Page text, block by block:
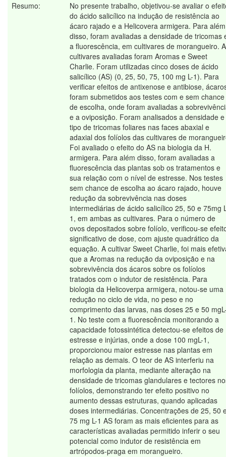
Resumo:
No presente trabalho, objetivou-se avaliar o
do ácido salicílico na indução de resistência ao
ácaro rajado e a Helicovera armigera. Para além
disso, foram avaliadas a densidade de tricomas
a fluorescência, em cultivares de morangueiro.
cultivares avaliadas foram Aromas e Sweet
Charlie. Foram utilizadas cinco doses de ácido
salicílico (AS) (0, 25, 50, 75, 100 mg L-1). Para
verificar efeitos de antixenose e antibiose,
foram submetidos aos testes com e sem chance
de escolha, onde foram avaliadas a
e a oviposição. Foram analisados a densidade
tipo de tricomas foliares nas faces abaxial e
adaxial dos folíolos das cultivares de
Foi avaliado o efeito do AS na biologia da H.
armigera. Para além disso, foram avaliadas a
fluorescência das plantas sob os tratamentos e
sua relação com o nível de estresse. Nos testes
sem chance de escolha ao ácaro rajado, houve
redução da sobrevivência nas doses
intermediárias de ácido salicílico 25, 50 e 75mg
1, em ambas as cultivares. Para o número de
ovos depositados sobre folíolo, verificou-se
significativo de dose, com ajuste quadrático da
equação. A cultivar Sweet Charlie, foi mais
que a Aromas na redução da oviposição e na
sobrevivência dos ácaros sobre os folíolos
tratados com o indutor de resistência. Para
biologia da Helicoverpa armigera, notou-se uma
redução no ciclo de vida, no peso e no
comprimento das larvas, nas doses 25 e 50
1. No teste com a fluorescência monitorando a
capacidade fotossintética detectou-se efeitos de
estresse e injúrias, onde a dose 100 mgL-1,
proporcionou maior estresse nas plantas em
relação as demais. O teor de AS interferiu na
morfologia da planta, mediante alteração na
densidade de tricomas glandulares e tectores
folíolos, demonstrando ter efeito positivo no
aumento dessas estruturas, quando aplicadas
doses intermediárias. Concentrações de 25, 50
75 mg L-1 AS foram as mais eficientes para as
características avaliadas permitido inferir o seu
potencial como indutor de resistência em
artrópodos-praga em morangueiro.